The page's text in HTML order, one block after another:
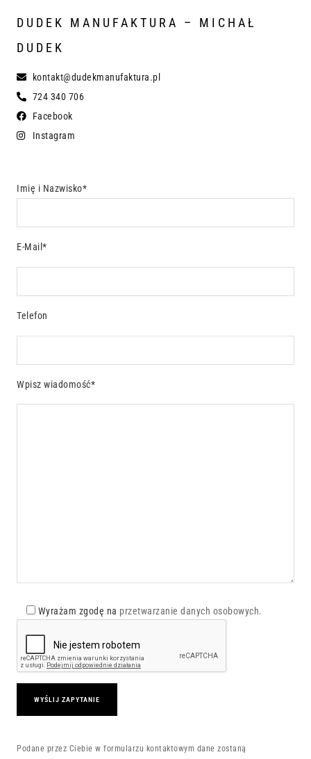
DUDEK MANUFAKTURA – MICHAŁ
DUDEK
kontakt@dudekmanufaktura.pl
724 340 706
Facebook
Instagram
Imię i Nazwisko*
E-Mail*
Telefon
Wpisz wiadomość*
Wyrażam zgodę na przetwarzanie danych osobowych.
Podane przez Ciebie w formularzu kontaktowym dane zostaną